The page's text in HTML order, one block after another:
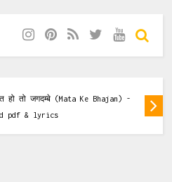
हो तो जगदम्बे (Mata Ke Bhajan) -
pdf & lyrics